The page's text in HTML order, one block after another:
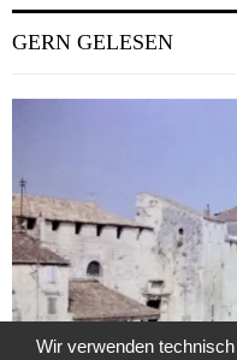
GERN GELESEN
Wir verwenden